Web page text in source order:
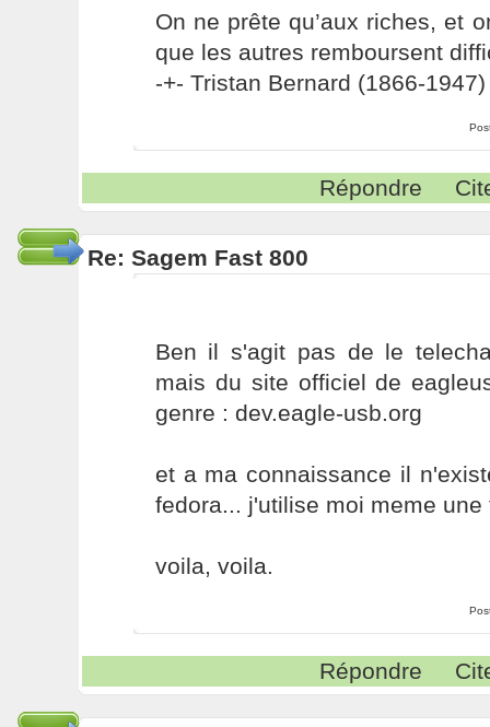
On ne prête qu’aux riches, et
que les autres remboursent
-+- Tristan Bernard (1866-1947)
Répondre
Re: Sagem Fast 800
Ben il s'agit pas de le
mais du site officiel de
genre : dev.eagle-usb.org
et a ma connaissance il
fedora... j'utilise moi meme une
voila, voila.
Répondre